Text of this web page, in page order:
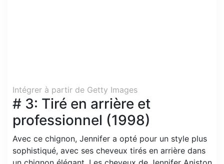
Intégrer à partir de Getty Images
# 3: Tiré en arrière et
professionnel (1998)
Avec ce chignon, Jennifer a opté pour un style plus
sophistiqué, avec ses cheveux tirés en arrière dans